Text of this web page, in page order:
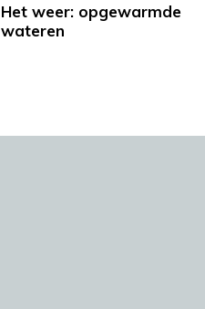
Het weer: opgewarmde
wateren